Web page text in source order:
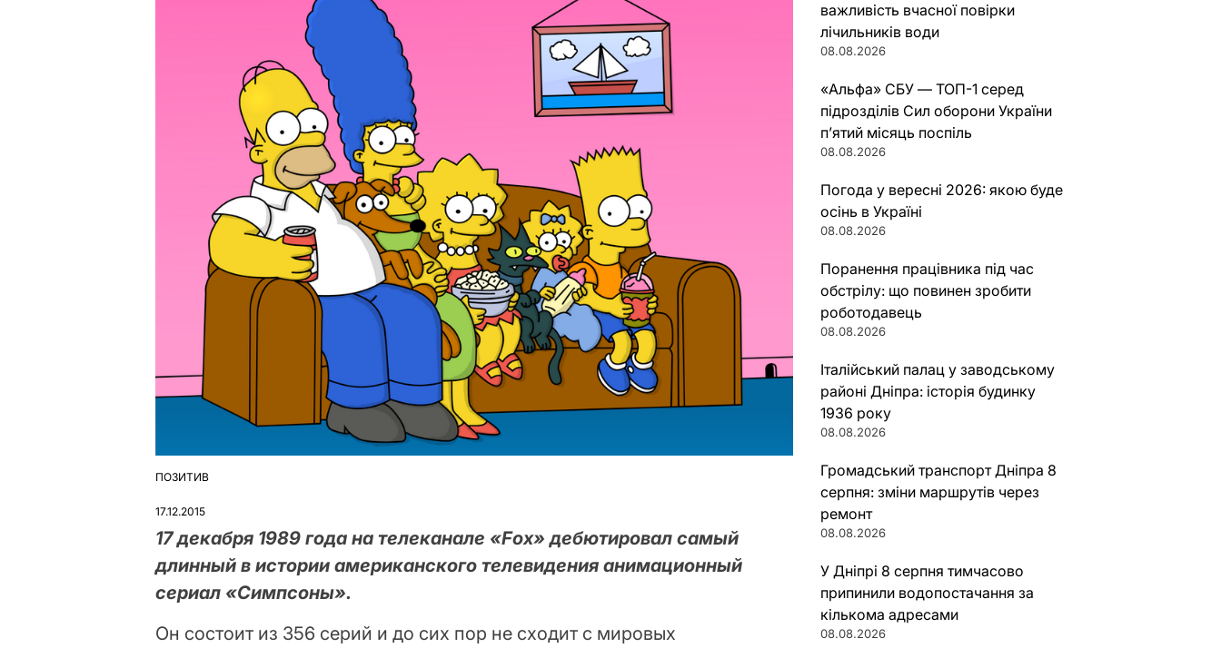
ОПУБЛІКУВАТИ
ПОЗИТИВ
17.12.2015
17 декабря 1989 года на телеканале «Fox» дебютировал самый
длинный в истории американского телевидения анимационный
сериал «Симпсоны».
Он состоит из 356 серий и до сих пор не сходит с мировых
важливість вчасної повірки
лічильників води
08.08.2026
«Альфа» СБУ — ТОП-1 серед
підрозділів Сил оборони України
п’ятий місяць поспіль
08.08.2026
Погода у вересні 2026: якою буде
осінь в Україні
08.08.2026
Поранення працівника під час
обстрілу: що повинен зробити
роботодавець
08.08.2026
Італійський палац у заводському
районі Дніпра: історія будинку
1936 року
08.08.2026
Громадський транспорт Дніпра 8
серпня: зміни маршрутів через
ремонт
08.08.2026
У Дніпрі 8 серпня тимчасово
припинили водопостачання за
кількома адресами
08.08.2026